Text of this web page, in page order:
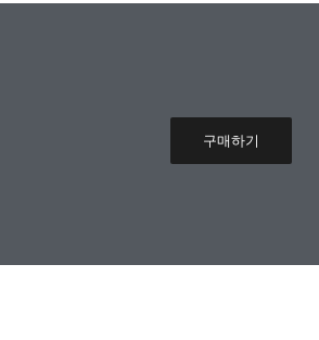
구매하기